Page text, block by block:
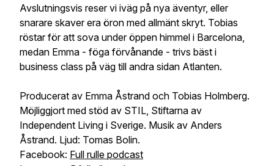
Avslutningsvis reser vi iväg på nya äventyr, eller
snarare skaver era öron med allmänt skryt. Tobias
röstar för att sova under öppen himmel i Barcelona,
medan Emma - föga förvånande - trivs bäst i
business class på väg till andra sidan Atlanten.
Producerat av Emma Åstrand och Tobias Holmberg.
Möjliggjort med stöd av STIL, Stiftarna av
Independent Living i Sverige. Musik av Anders
Åstrand. Ljud: Tomas Bolin.
Facebook: Full rulle podcast